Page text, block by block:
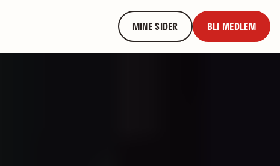
MINE SIDER BLI MEDLEM